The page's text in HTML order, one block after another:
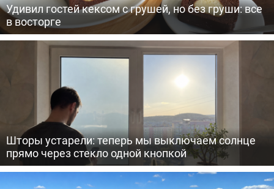
Удивил гостей кексом с грушей, но без груши: все
в восторге
Шторы устарели: теперь мы выключаем солнце
прямо через стекло одной кнопкой